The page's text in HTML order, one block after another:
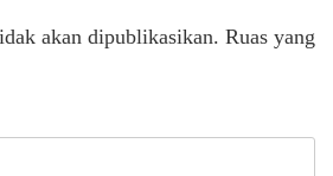
akan dipublikasikan. Ruas yang